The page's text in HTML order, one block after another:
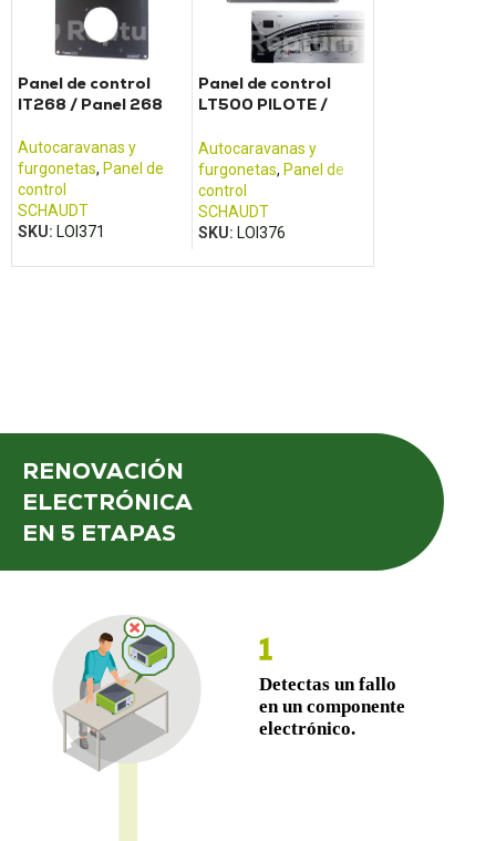
Panel de control
IT268 / Panel 268
Autocaravanas y
furgonetas, Panel de
control
SCHAUDT
SKU: LOI371
Panel de control
LT500 PILOTE /
Autocaravanas y
furgonetas, Panel de
control
SCHAUDT
SKU: LOI376
RENOVACIÓN
ELECTRÓNICA
EN 5 ETAPAS